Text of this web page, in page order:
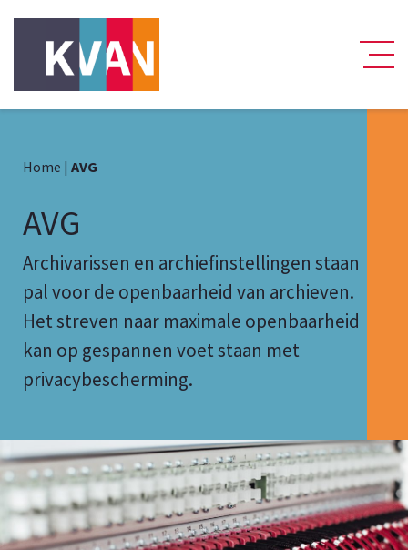
Home | AVG
AVG
Archivarissen en archiefinstellingen staan
pal voor de openbaarheid van archieven.
Het streven naar maximale openbaarheid
kan op gespannen voet staan met
privacybescherming.